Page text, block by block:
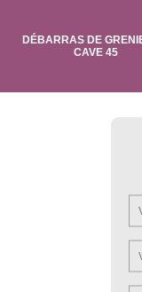
DÉBARRAS DE
CAVE 45